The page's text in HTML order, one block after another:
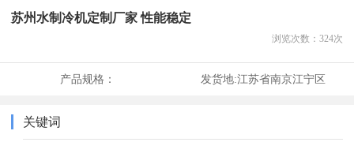
苏州水制冷机定制厂家 性能稳定
浏览次数： 324次
产品规格： 发货地:江苏省南京江宁区
关键词